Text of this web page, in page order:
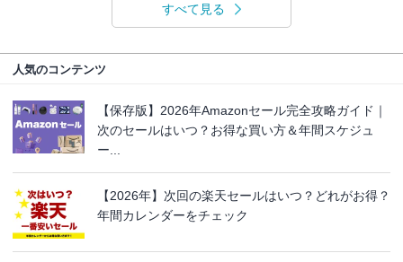
すべて見る
人気のコンテンツ
【保存版】2026年Amazonセール完全攻略ガイド｜
次のセールはいつ？お得な買い方＆年間スケジュ
ー...
【2026年】次回の楽天セールはいつ？どれがお得？
年間カレンダーをチェック